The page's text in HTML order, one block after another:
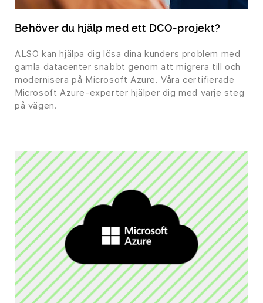
Behöver du hjälp med ett DCO-projekt?
ALSO kan hjälpa dig lösa dina kunders problem med
gamla datacenter snabbt genom att migrera till och
modernisera på Microsoft Azure. Våra certifierade
Microsoft Azure-experter hjälper dig med varje steg
på vägen.